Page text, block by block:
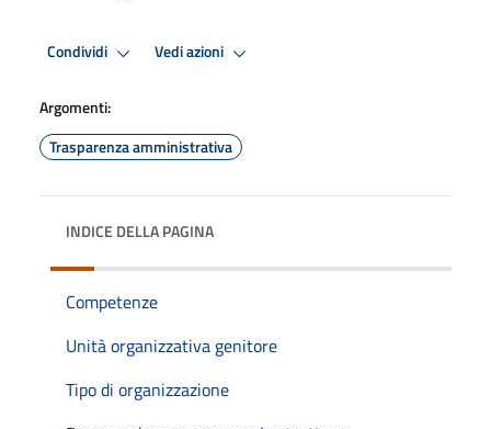
Condividi Vedi azioni
Argomenti:
Trasparenza amministrativa
INDICE DELLA PAGINA
Competenze
Unità organizzativa genitore
Tipo di organizzazione